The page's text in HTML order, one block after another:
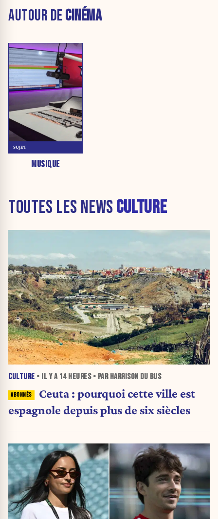
AUTOUR DECINÉMA
MUSIQUE
SUJET
TOUTES LES NEWSCULTURE
CULTURE • IL Y A 14 HEURES• PAR HARRISON DU BUS
Ceuta : pourquoi cette ville est
espagnole depuis plus de six siècles